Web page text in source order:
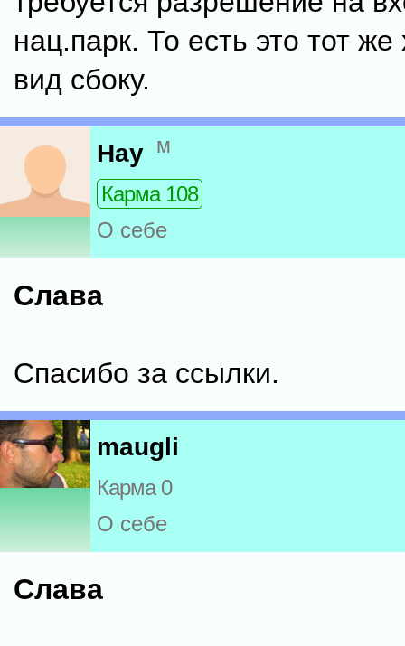
нац.парк. То есть это тот же
вид сбоку.
Нау м
Карма 108
О себе
Слава
Спасибо за ссылки.
maugli
Карма 0
О себе
Слава